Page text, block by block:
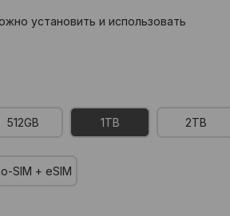
установить и использовать
512GB 1TB 2TB
SIM + eSIM